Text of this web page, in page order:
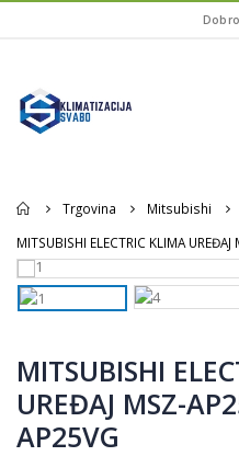
Home
Trgovina
Mitsubishi
MITSUBISHI ELECTRIC KLIMA
MITSUBISHI
UREĐAJ MSZ-
AP25VG